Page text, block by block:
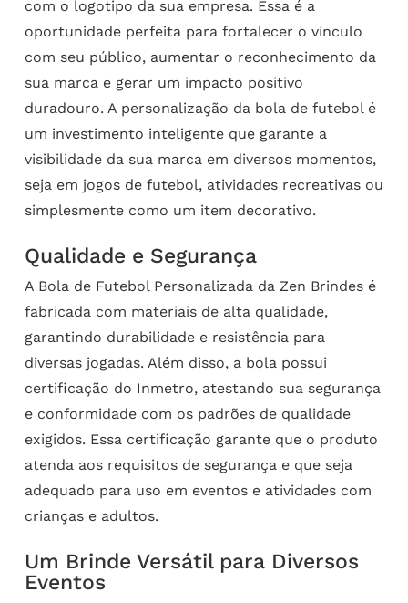
com o logotipo da sua empresa. Essa é a
oportunidade perfeita para fortalecer o vínculo
com seu público, aumentar o reconhecimento da
sua marca e gerar um impacto positivo
duradouro. A personalização da bola de futebol é
um investimento inteligente que garante a
visibilidade da sua marca em diversos momentos,
seja em jogos de futebol, atividades recreativas ou
simplesmente como um item decorativo.
Qualidade e Segurança
A Bola de Futebol Personalizada da Zen Brindes é
fabricada com materiais de alta qualidade,
garantindo durabilidade e resistência para
diversas jogadas. Além disso, a bola possui
certificação do Inmetro, atestando sua segurança
e conformidade com os padrões de qualidade
exigidos. Essa certificação garante que o produto
atenda aos requisitos de segurança e que seja
adequado para uso em eventos e atividades com
crianças e adultos.
Um Brinde Versátil para Diversos
Eventos